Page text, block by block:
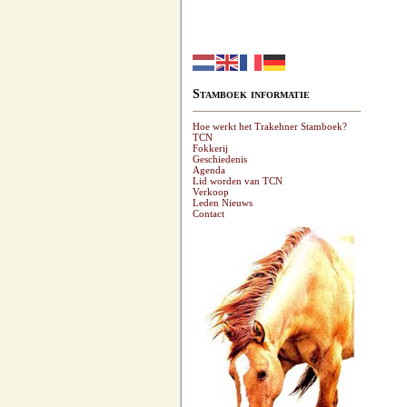
Stamboek informatie
Hoe werkt het Trakehner Stamboek?
TCN
Fokkerij
Geschiedenis
Agenda
Lid worden van TCN
Verkoop
Leden Nieuws
Contact